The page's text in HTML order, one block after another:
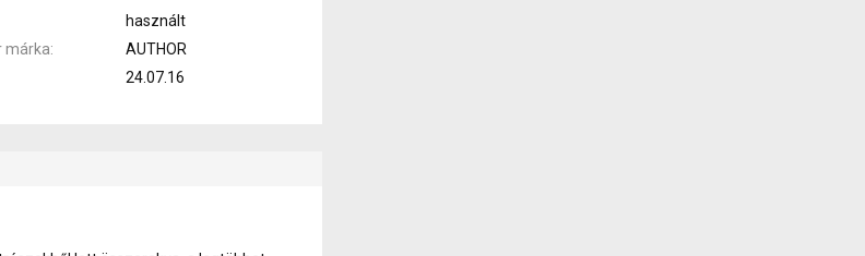
használt
márka
AUTHOR
24.07.16